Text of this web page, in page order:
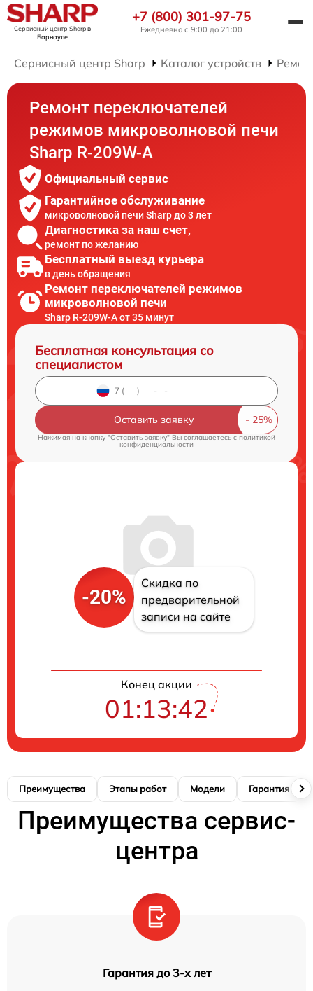
Сервисный центр Sharpв
Барнауле
+7 (800) 301-97-75
Ежедневно с 9:00 до 21:00
Сервисный центр Sharp Каталог устройств
Ремонт переключателей
режимов микроволновой печи
Sharp R-209W-A
Официальный сервис
Гарантийное обслуживание
микроволновой печи Sharp до 3 лет
Диагностика за наш счет,
ремонт по желанию
Бесплатный выезд курьера
в день обращения
Ремонт переключателей режимов
микроволновой печи
Sharp R-209W-A от 35 минут
Бесплатная консультация со
специалистом
Оставить заявку
Нажимая на кнопку "Оставить заявку" Вы соглашаетесь cполитикой
конфиденциальности
-20%
Скидка по
предварительной
записи на сайте
Конец акции
01:13:42
Преимущества Этапы работ Модели Гарантия
Преимущества сервис-
центра
Гарантия до 3-х лет